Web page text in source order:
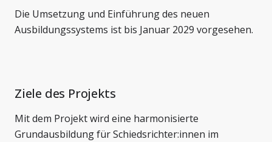
Die Umsetzung und Einführung des neuen
Ausbildungssystems ist bis Januar 2029 vorgesehen.
Ziele des Projekts
Mit dem Projekt wird eine harmonisierte
Grundausbildung für Schiedsrichter:innen im